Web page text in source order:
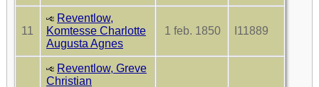
11
Reventlow,
Komtesse Charlotte
Augusta Agnes
1 feb. 1850 I11889
Reventlow, Greve
Christian